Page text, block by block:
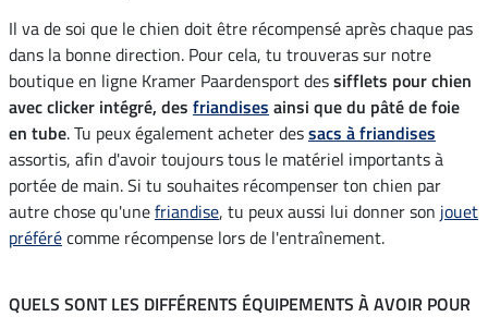
Il va de soi que le chien doit être récompensé après chaque pas
dans la bonne direction. Pour cela, tu trouveras sur notre
boutique en ligne Kramer Paardensport dessifflets pour chien
avec clicker intégré, des friandises ainsi que du pâté de foie
en tube. Tu peux également acheter dessacs à friandises
assortis, afin d'avoir toujours tous le matériel importants à
portée de main. Si tu souhaites récompenser ton chien par
autre chose qu'unefriandise, tu peux aussi lui donner son jouet
préférécomme récompense lors de l'entraînement.
QUELS SONT LES DIFFÉRENTS ÉQUIPEMENTS À AVOIR POUR